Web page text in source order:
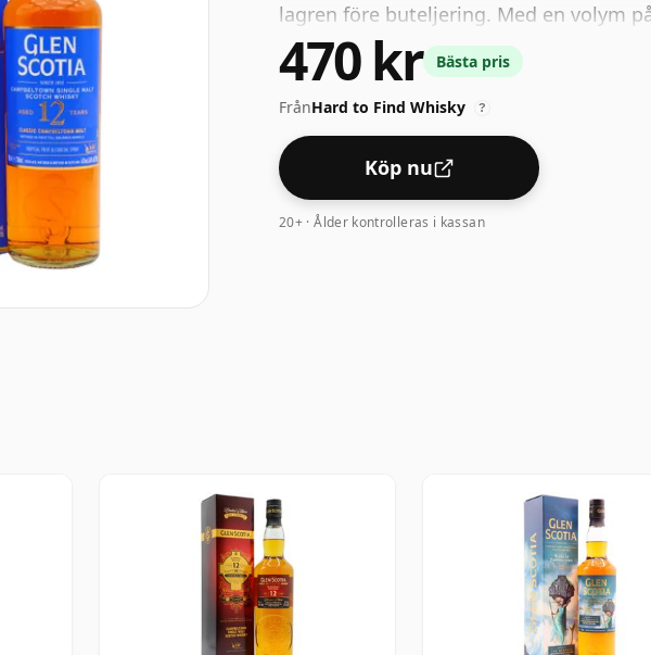
lagren före buteljering. Med en volym
optimal drickstyrka. Avnjuts rent eller
470 kr Bästa pris
FrånHard to Find Whisky ?
Köp nu
20+ · Ålder kontrolleras i kassan